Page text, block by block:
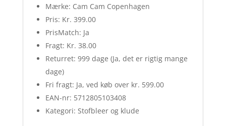
Mærke: Cam Cam Copenhagen
Pris: Kr. 399.00
PrisMatch: Ja
Fragt: Kr. 38.00
Returret: 999 dage (Ja, det er rigtig mange
dage)
Fri fragt: Ja, ved køb over kr. 599.00
EAN-nr: 5712805103408
Kategori: Stofbleer og klude